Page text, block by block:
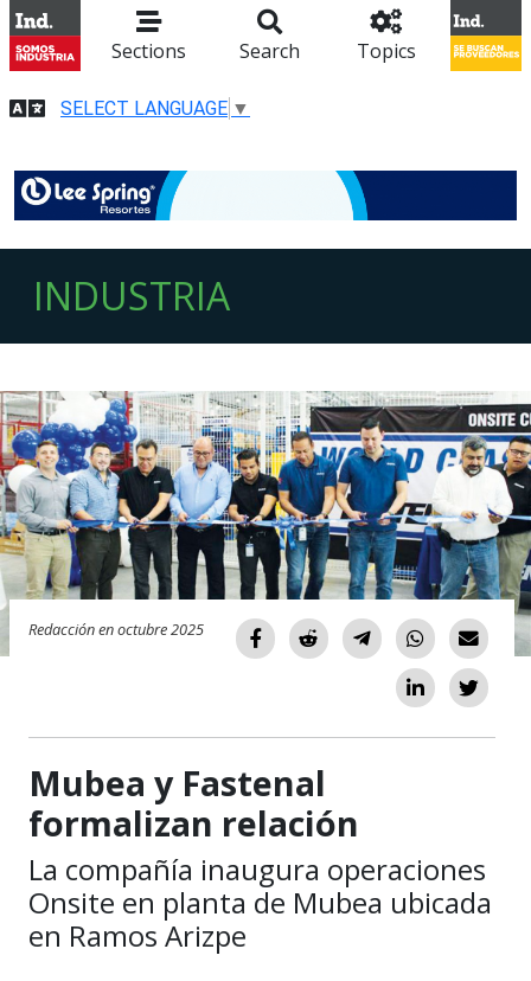
Sections Search Topics
SELECT LANGUAGE ▼
INDUSTRIA
Redacción en octubre 2025
Mubea y Fastenal
formalizan relación
La compañía inaugura operaciones
Onsite en planta de Mubea ubicada
en Ramos Arizpe